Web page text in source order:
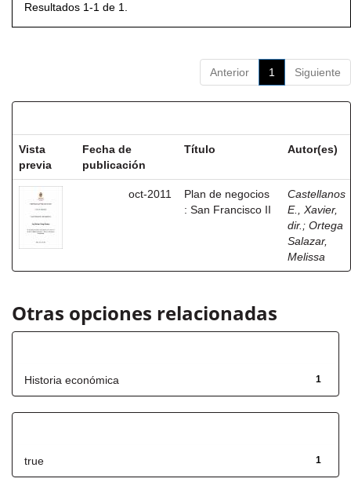
Resultados 1-1 de 1.
Anterior 1 Siguiente
Vista
previa
Fecha de
publicación
Título Autor(es)
oct-2011
Plan de negocios
: San Francisco II
Castellanos
E., Xavier,
dir. ; Ortega
Salazar,
Melissa
Otras opciones relacionadas
1
Historia económica
1
true